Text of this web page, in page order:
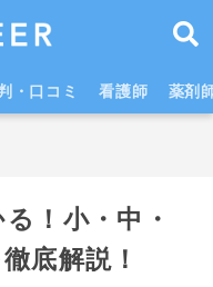
よくある疑問に答えます！
・口コミ 看護師 薬剤
！小・中・
底解説！